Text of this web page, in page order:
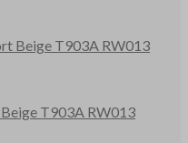
T903A RW013